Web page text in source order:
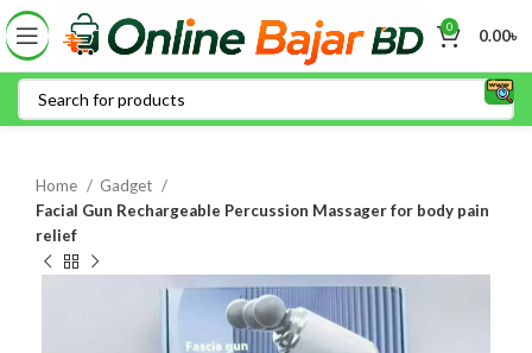
0 0.00৳
Home
Gadget
Facial Gun Rechargeable Percussion Massager for body pain
relief